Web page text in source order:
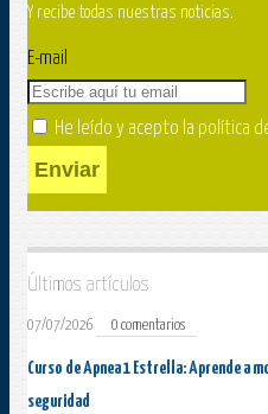
Y recibe todas nuestras noticias.
E-mail
He leído y acepto la política
Enviar
Últimos artículos
07/07/2026 0 comentarios
Curso de Apnea 1 Estrella: Aprende a
seguridad